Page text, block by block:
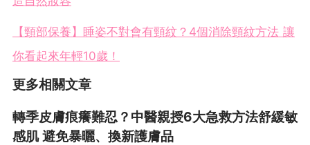
【頸部保養】睡姿不對會有頸紋？4個消除頸紋方法 讓
你看起來年輕10歲！
更多相關文章
轉季皮膚痕癢難忍？中醫親授6大急救方法舒緩敏
感肌 避免暴曬、換新護膚品